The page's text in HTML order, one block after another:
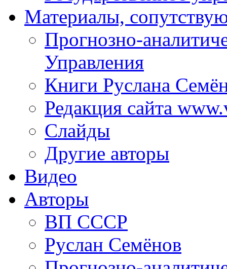
Материалы,
Прогнозно-
Управления
Книги Руслана
Редакция сайта
Слайды
Другие авторы
Видео
Авторы
ВП СССР
Руслан Семёнов